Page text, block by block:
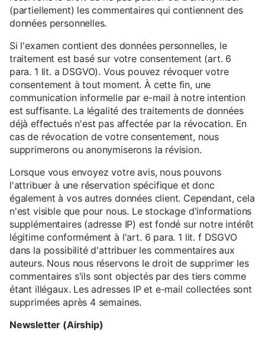
(partiellement) les commentaires qui contiennent des
données personnelles.
Si l'examen contient des données personnelles, le
traitement est basé sur votre consentement (art. 6
para. 1 lit. a DSGVO). Vous pouvez révoquer votre
consentement à tout moment. À cette fin, une
communication informelle par e-mail à notre intention
est suffisante. La légalité des traitements de données
déjà effectués n'est pas affectée par la révocation. En
cas de révocation de votre consentement, nous
supprimerons ou anonymiserons la révision.
Lorsque vous envoyez votre avis, nous pouvons
l'attribuer à une réservation spécifique et donc
également à vos autres données client. Cependant, cela
n'est visible que pour nous. Le stockage d'informations
supplémentaires (adresse IP) est fondé sur notre intérêt
légitime conformément à l'art. 6 para. 1 lit. f DSGVO
dans la possibilité d'attribuer les commentaires aux
auteurs. Nous nous réservons le droit de supprimer les
commentaires s'ils sont objectés par des tiers comme
étant illégaux. Les adresses IP et e-mail collectées sont
supprimées après 4 semaines.
Newsletter (Airship)